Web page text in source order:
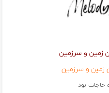
زمین و سرزمین
زمین و سرزمین
حاجات بود